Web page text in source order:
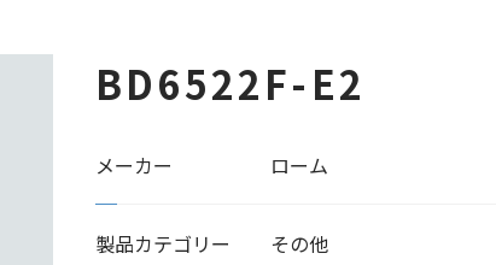
BD6522F-E2
メーカー ローム
製品カテゴリー その他